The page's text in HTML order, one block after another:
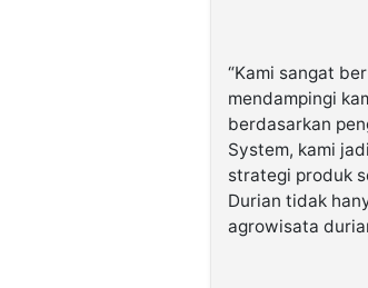
“Kami sangat
mendampingi
berdasarkan
System, kami
strategi produk
Durian tidak
agrowisata